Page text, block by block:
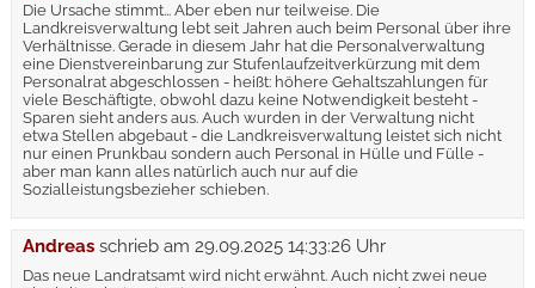
Die Ursache stimmt... Aber eben nur teilweise. Die
Landkreisverwaltung lebt seit Jahren auch beim Personal über ihre
Verhältnisse. Gerade in diesem Jahr hat die Personalverwaltung
eine Dienstvereinbarung zur Stufenlaufzeitverkürzung mit dem
Personalrat abgeschlossen - heißt: höhere Gehaltszahlungen für
viele Beschäftigte, obwohl dazu keine Notwendigkeit besteht -
Sparen sieht anders aus. Auch wurden in der Verwaltung nicht
etwa Stellen abgebaut - die Landkreisverwaltung leistet sich nicht
nur einen Prunkbau sondern auch Personal in Hülle und Fülle -
aber man kann alles natürlich auch nur auf die
Sozialleistungsbezieher schieben.
Andreas schrieb am 29.09.2025 14:33:26 Uhr
Das neue Landratsamt wird nicht erwähnt. Auch nicht zwei neue